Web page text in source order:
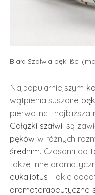
Biała Szałwia pęk liści
Najpopularniejszym
wątpienia suszone
pierwotna i najbliższa
Gałązki szałwii są
pęków w różnych
średnim. Czasami do
także inne
eukaliptus. Takie
aromaterapeutyczne